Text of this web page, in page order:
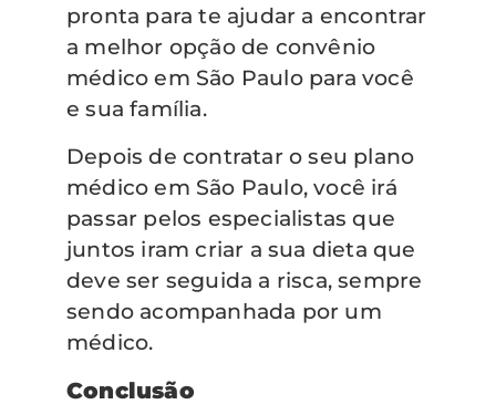
pronta para te ajudar a encontrar
a melhor opção de convênio
médico em São Paulo para você
e sua família.
Depois de contratar o seu plano
médico em São Paulo, você irá
passar pelos especialistas que
juntos iram criar a sua dieta que
deve ser seguida a risca, sempre
sendo acompanhada por um
médico.
Conclusão